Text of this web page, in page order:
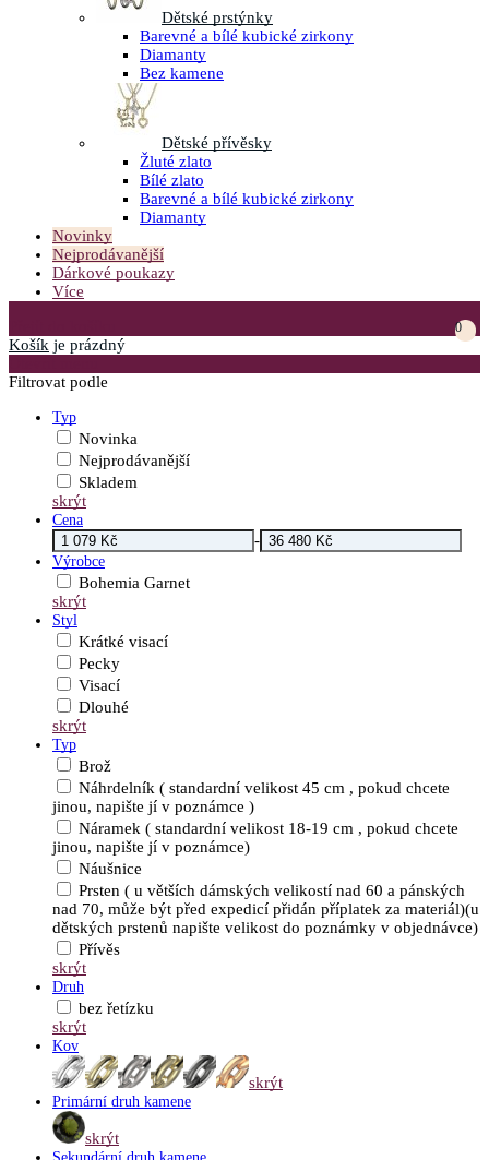
Dětské prstýnky
Barevné a bílé kubické zirkony
Diamanty
Bez kamene
Dětské přívěsky
Žluté zlato
Bílé zlato
Barevné a bílé kubické zirkony
Diamanty
Novinky
Nejprodávanější
Dárkové poukazy
Více
0
Košík je prázdný
Filtrovat podle
Typ
Novinka
Nejprodávanější
Skladem
skrýt
Cena
-
Výrobce
Bohemia Garnet
skrýt
Styl
Krátké visací
Pecky
Visací
Dlouhé
skrýt
Typ
Brož
Náhrdelník ( standardní velikost 45 cm , pokud chcete
jinou, napište jí v poznámce )
Náramek ( standardní velikost 18-19 cm , pokud chcete
jinou, napište jí v poznámce)
Náušnice
Prsten ( u větších dámských velikostí nad 60 a pánských
nad 70, může být před expedicí přidán příplatek za materiál)(u
dětských prstenů napište velikost do poznámky v objednávce)
Přívěs
skrýt
Druh
bez řetízku
skrýt
Kov
skrýt
Primární druh kamene
skrýt